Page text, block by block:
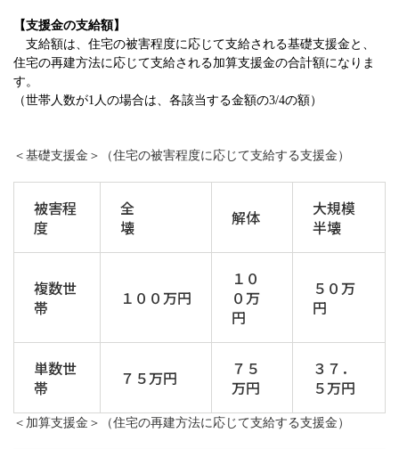
【支援金の支給額】
支給額は、住宅の被害程度に応じて支給される基礎支援金と、
住宅の再建方法に応じて支給される加算支援金の合計額になりま
す。
（世帯人数が1人の場合は、各該当する金額の3/4の額）
＜基礎支援金＞（住宅の被害程度に応じて支給する支援金）
被害程
度
全
壊
解体
大規模
半壊
複数世
帯
１００万円
１０
０万
円
５０万
円
単数世
帯
７５万円
７５
万円
３７．
５万円
＜加算支援金＞（住宅の再建方法に応じて支給する支援金）